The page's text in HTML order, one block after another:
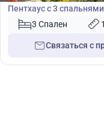
Пентхаус с 3
3 Спален
Связаться с